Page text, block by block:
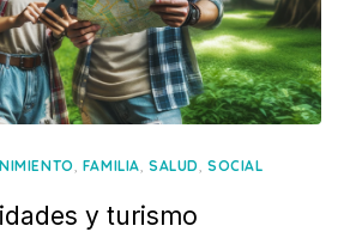
, FAMILIA,SALUD,SOCIAL
y turismo